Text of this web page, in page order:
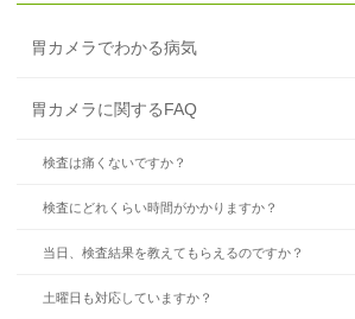
胃カメラでわかる病気
胃カメラに関するFAQ
検査は痛くないですか？
検査にどれくらい時間がかかりますか？
当日、検査結果を教えてもらえるのですか？
土曜日も対応していますか？